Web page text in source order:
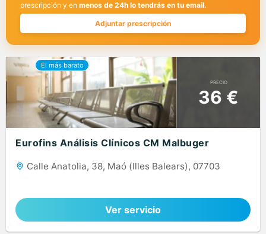
prescripción y en menos de 24h lo tendrás en tu email.
Adjuntar prescripción
PRECIO
36 €
Eurofins Análisis Clínicos CM Malbuger
Calle Anatolia, 38, Maó (Illes Balears), 07703
Ver servicio